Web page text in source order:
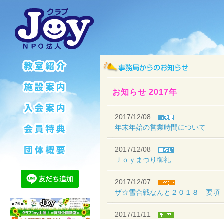
お知らせ 2017年
2017/12/08
年末年始の営業時間について
2017/12/08
Ｊｏｙまつり御礼
2017/12/07
ザ☆雪合戦なんと２０１８ 要項
2017/11/11